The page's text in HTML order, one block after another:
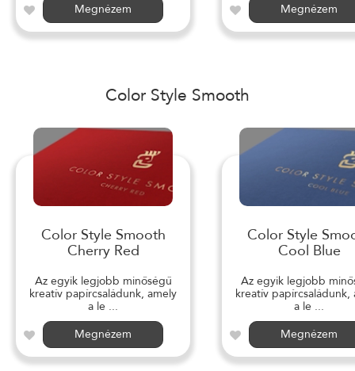
Megnézem
Megnézem
Color Style Smooth
Color Style Smooth
Cherry Red
Az egyik legjobb minőségű
kreatív papírcsaládunk, amely
a le ...
Megnézem
Color Style
Cool Blue
Az egyik legjobb
kreatív papírcsaládunk,
a le ...
Megnézem